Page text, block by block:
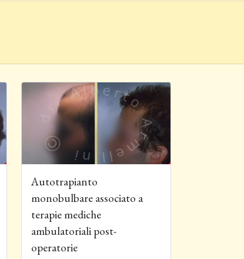
Autotrapianto
monobulbare associato a
terapie mediche
ambulatoriali post-
operatorie